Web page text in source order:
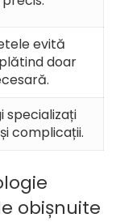
evită
doar
specializați
complicații.
obișnuite